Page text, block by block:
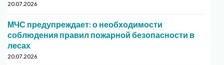
20.07.2026
МЧС предупреждает: о необходимости
соблюдения правил пожарной безопасности в
лесах
20.07.2026